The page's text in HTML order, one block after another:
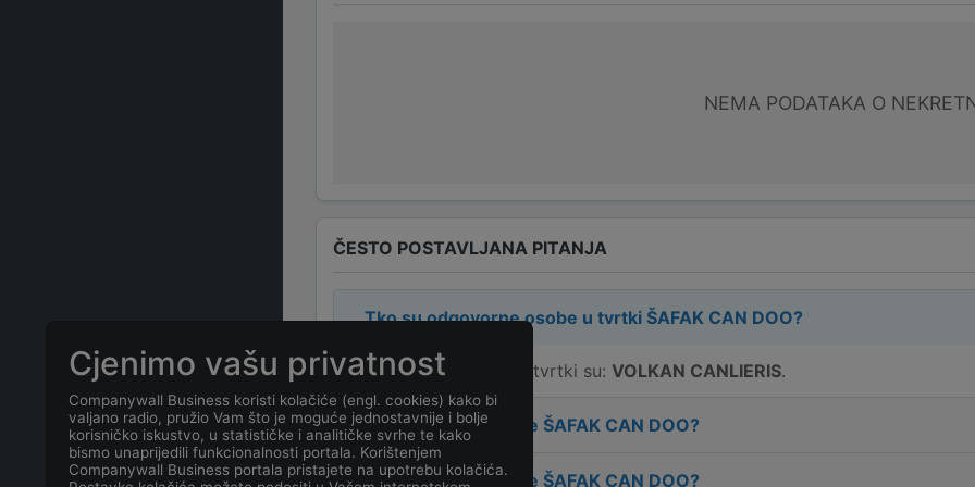
NEMA PODATAKA O
ČESTO POSTAVLJANA PITANJA
Tko su odgovorne osobe u tvrtki ŠAFAK CAN DOO?
Odgovorne osobe u tvrtki su: VOLKAN CANLIERIS.
Koja je adresa tvrtke ŠAFAK CAN DOO?
Koji je kontakt tvrtke ŠAFAK CAN DOO?
Cjenimo vašu privatnost
Companywall Business koristi kolačiće (engl. cookies) kako bi
valjano radio, pružio Vam što je moguće jednostavnije i bolje
korisničko iskustvo, u statističke i analitičke svrhe te kako
bismo unaprijedili funkcionalnosti portala. Korištenjem
Companywall Business portala pristajete na upotrebu kolačića.